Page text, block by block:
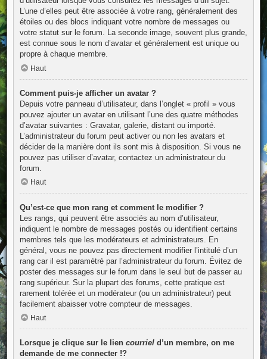
L’une d’elles peut être associée à votre rang, généralement des
étoiles ou des blocs indiquant votre nombre de messages ou
votre statut sur le forum. La seconde image, souvent plus grande,
est connue sous le nom d’avatar et généralement est unique ou
propre à chaque membre.
Haut
Comment puis-je afficher un avatar ?
Depuis votre panneau d’utilisateur, dans l’onglet « profil » vous
pouvez ajouter un avatar en utilisant l’une des quatre méthodes
d’avatar suivantes : Gravatar, galerie, distant ou importé.
L’administrateur du forum peut activer ou non les avatars et
décider de la manière dont ils sont mis à disposition. Si vous ne
pouvez pas utiliser d’avatar, contactez un administrateur du
forum.
Haut
Qu’est-ce que mon rang et comment le modifier ?
Les rangs, qui peuvent être associés au nom d’utilisateur,
indiquent le nombre de messages postés ou identifient certains
membres tels que les modérateurs et administrateurs. En
général, vous ne pouvez pas directement modifier l’intitulé d’un
rang car il est paramétré par l’administrateur du forum. Évitez de
poster des messages sur le forum dans le seul but de passer au
rang supérieur. Sur la plupart des forums, cette pratique est
rarement tolérée et un modérateur (ou un administrateur) peut
facilement abaisser votre compteur de messages.
Haut
Lorsque je clique sur le lien courrield’un membre, on me
demande de me connecter !?